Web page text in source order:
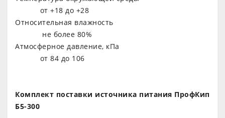
от +18 до +28
Относительная влажность
не более 80%
Атмосферное давление, кПа
от 84 до 106
Комплект поставки источника питания ПрофКип
Б5-300